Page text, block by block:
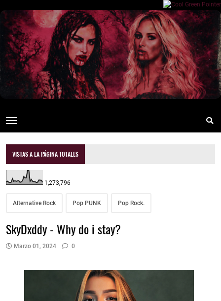
VISTAS A LA PÁGINA TOTALES
1,273,796
Alternative Rock Pop PUNK Pop Rock.
SkyDxddy - Why do i stay?
Marzo 01, 2024 0